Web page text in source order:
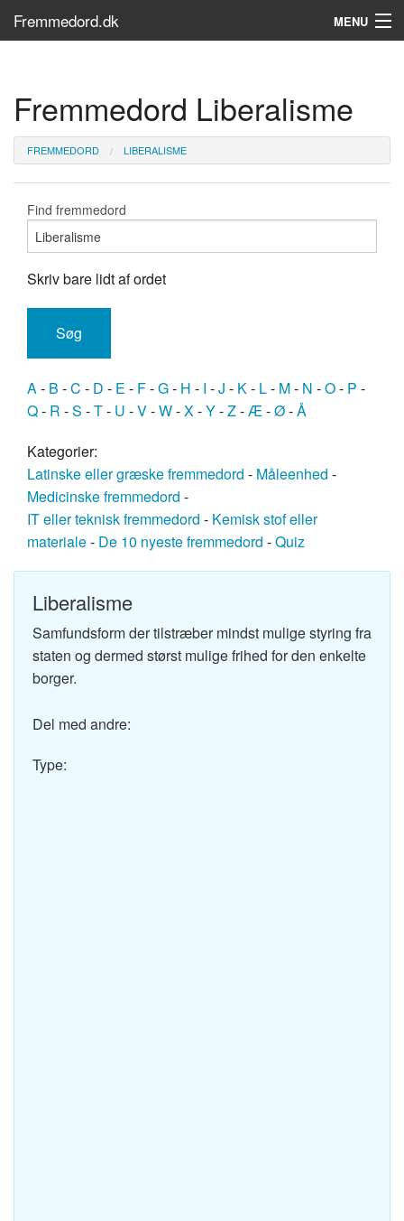
Fremmedord.dk MENU
Søg...
Find bøger
Fremmedord Liberalisme
FREMMEDORD LIBERALISME
Find fremmedord
Skriv bare lidt af ordet
A- B -C - D - E - F-G- H - I -J - K- L- M- N -O- P -
Q- R -S -T- U -V-W-X-Y-Z-Æ-Ø-Å
Kategorier:
Latinske eller græske fremmedord - Måleenhed -
Medicinske fremmedord -
IT eller teknisk fremmedord - Kemisk stof eller
materiale- De 10 nyeste fremmedord -Quiz
Liberalisme
Samfundsform der tilstræber mindst mulige styring fra
staten og dermed størst mulige frihed for den enkelte
borger.
Del med andre:
Type: